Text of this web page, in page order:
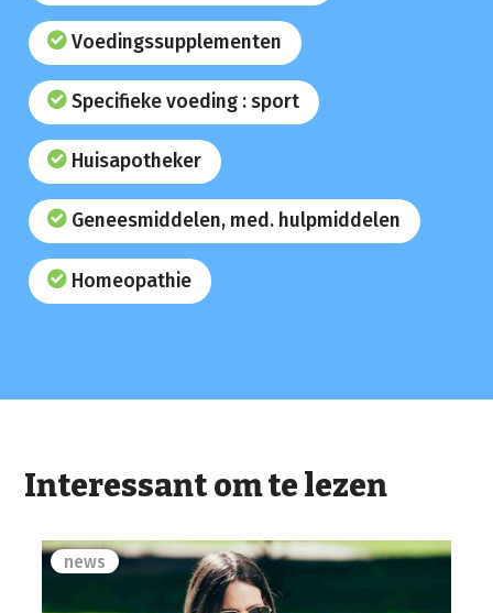
Voedingssupplementen
Specifieke voeding : sport
Huisapotheker
Geneesmiddelen, med. hulpmiddelen
Homeopathie
Interessant om te lezen
news